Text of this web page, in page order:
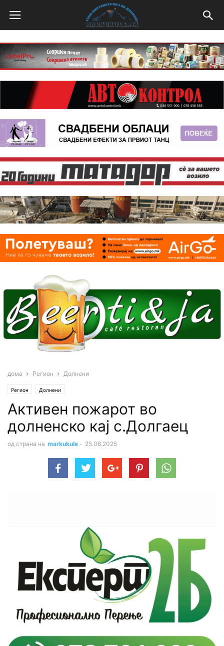
дома Регион Долнени
Регион Долнени
Aктивен пожарот во
долненско кај с.Долгаец
од страна на markukule - 25.08.2025